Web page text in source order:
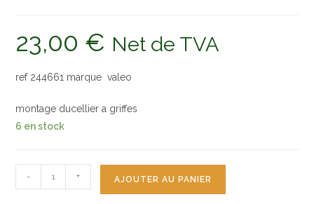
23,00 € Net de TVA
ref 244661 marque valeo
montage ducellier a griffes
6 en stock
de
- + AJOUTER AU PANIER